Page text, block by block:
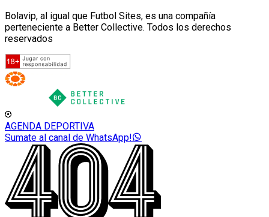
Bolavip, al igual que Futbol Sites, es una compañía
perteneciente a Better Collective. Todos los derechos
reservados
AGENDA DEPORTIVA
Sumate al canal de WhatsApp!